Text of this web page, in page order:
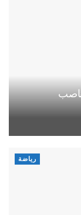
رياضة